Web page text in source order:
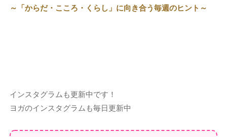
～「からだ・こころ・くらし」に向き合う毎週のヒント～
インスタグラムも更新中です！
ヨガのインスタグラムも毎日更新中